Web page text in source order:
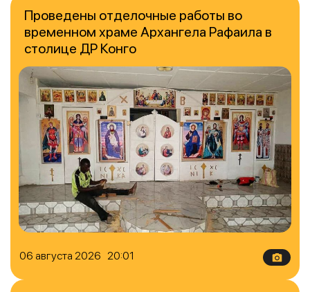
06 августа 2026 20:01
Проведены отделочные работы во
временном храме Архангела Рафаила в
столице ДР Конго